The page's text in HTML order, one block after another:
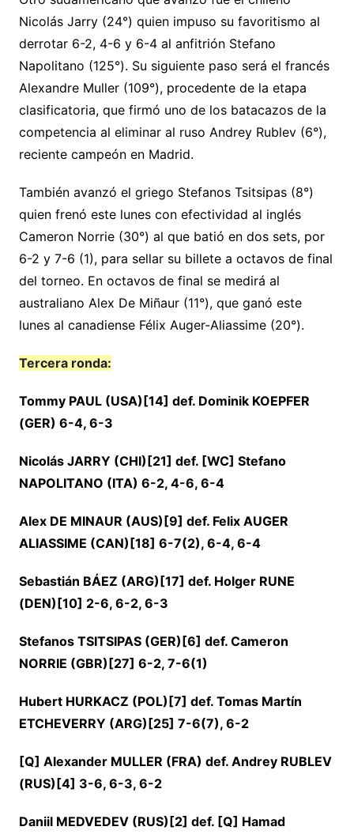
Nicolás Jarry (24°) quien impuso su favoritismo al
derrotar 6-2, 4-6 y 6-4 al anfitrión Stefano
Napolitano (125°). Su siguiente paso será el francés
Alexandre Muller (109°), procedente de la etapa
clasificatoria, que firmó uno de los batacazos de la
competencia al eliminar al ruso Andrey Rublev (6°),
reciente campeón en Madrid.
También avanzó el griego Stefanos Tsitsipas (8°)
quien frenó este lunes con efectividad al inglés
Cameron Norrie (30°) al que batió en dos sets, por
6-2 y 7-6 (1), para sellar su billete a octavos de final
del torneo. En octavos de final se medirá al
australiano Alex De Miñaur (11°), que ganó este
lunes al canadiense Félix Auger-Aliassime (20°).
Tercera ronda:
Tommy PAUL (USA)[14] def. Dominik KOEPFER
(GER) 6-4, 6-3
Nicolás JARRY (CHI)[21] def. [WC] Stefano
NAPOLITANO (ITA) 6-2, 4-6, 6-4
Alex DE MINAUR (AUS)[9] def. Felix AUGER
ALIASSIME (CAN)[18] 6-7(2), 6-4, 6-4
Sebastián BÁEZ (ARG)[17] def. Holger RUNE
(DEN)[10] 2-6, 6-2, 6-3
Stefanos TSITSIPAS (GER)[6] def. Cameron
NORRIE (GBR)[27] 6-2, 7-6(1)
Hubert HURKACZ (POL)[7] def. Tomas Martín
ETCHEVERRY (ARG)[25] 7-6(7), 6-2
[Q] Alexander MULLER (FRA) def. Andrey RUBLEV
(RUS)[4] 3-6, 6-3, 6-2
Daniil MEDVEDEV (RUS)[2] def. [Q] Hamad